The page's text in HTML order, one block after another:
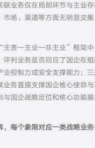
业务仅在局部环节与主业
场、渠道等方面无明显交
“主责—主业—非主业”框架中
判业务是否回应了国企在
控制力或安全支撑能力；
务直接支撑国企核心使命与
国企战略定位和核心功能
每个象限对应一类战略业务